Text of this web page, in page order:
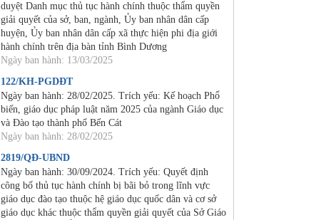
duyệt Danh mục thủ tục hành chính thuộc thẩm quyền
giải quyết của sở, ban, ngành, Ủy ban nhân dân cấp
huyện, Ủy ban nhân dân cấp xã thực hiện phi địa giới
hành chính trên địa bàn tỉnh Bình Dương
Ngày ban hành: 13/03/2025
122/KH-PGDĐT
Ngày ban hành: 28/02/2025. Trích yếu: Kế hoạch Phổ
biến, giáo dục pháp luật năm 2025 của ngành Giáo dục
và Đào tạo thành phố Bến Cát
Ngày ban hành: 28/02/2025
2819/QĐ-UBND
Ngày ban hành: 30/09/2024. Trích yếu: Quyết định
công bố thủ tục hành chính bị bãi bỏ trong lĩnh vực
giáo dục đào tạo thuộc hệ giáo dục quốc dân và cơ sở
giáo dục khác thuộc thẩm quyền giải quyết của Sở Giáo